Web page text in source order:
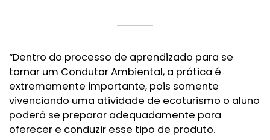
“Dentro do processo de aprendizado para se
tornar um Condutor Ambiental, a prática é
extremamente importante, pois somente
vivenciando uma atividade de ecoturismo o aluno
poderá se preparar adequadamente para
oferecer e conduzir esse tipo de produto.